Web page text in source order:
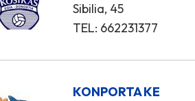
Sibilia, 45
TEL: 662231377
KONPORTA KE